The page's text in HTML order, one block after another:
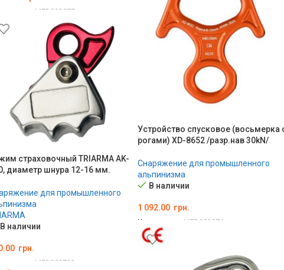
товара: MED002877
КОРЗИНУ
Устройство спусковое (восьмерка
рогами) XD-8652 /разр.нав 30kN/
Снаряжение для промышленного
альпинизма
В наличии
1 092.00 грн.
Код товара: MED002874
В КОРЗИНУ
страховочный TRIARMA AK-
диаметр шнура 12-16 мм.
для промышленного
В наличии
грн.
товара: MED002733